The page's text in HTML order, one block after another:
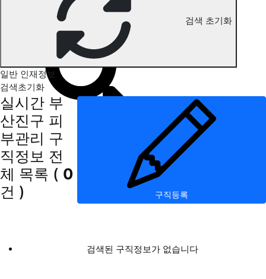
부산진구 피부관리 구직정보 검색 초기화
일반 인재정보
검색초기화
실시간 부
산진구 피
부관리 구
직정보 전
체 목록 ( 0
건 )
구직등록
검색된 구직정보가 없습니다